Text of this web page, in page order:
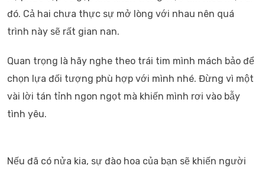
đó. Cả hai chưa thực sự mở lòng với nhau nên quá
trình này sẽ rất gian nan.
Quan trọng là hãy nghe theo trái tim mình mách bảo để
chọn lựa đối tượng phù hợp với mình nhé. Đừng vì một
vài lời tán tỉnh ngon ngọt mà khiến mình rơi vào bẫy
tình yêu.
Nếu đã có nửa kia, sự đào hoa của bạn sẽ khiến người